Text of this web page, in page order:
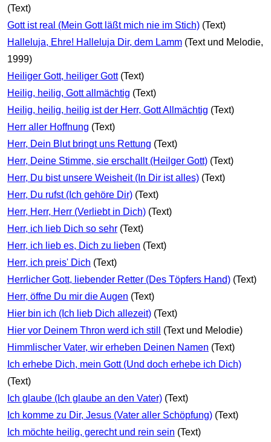
(Text)
Gott ist real (Mein Gott läßt mich nie im Stich) (Text)
Halleluja, Ehre! Halleluja Dir, dem Lamm (Text und Melodie,
1999)
Heiliger Gott, heiliger Gott (Text)
Heilig, heilig, Gott allmächtig (Text)
Heilig, heilig, heilig ist der Herr, Gott Allmächtig (Text)
Herr aller Hoffnung (Text)
Herr, Dein Blut bringt uns Rettung (Text)
Herr, Deine Stimme, sie erschallt (Heilger Gott) (Text)
Herr, Du bist unsere Weisheit (In Dir ist alles) (Text)
Herr, Du rufst (Ich gehöre Dir) (Text)
Herr, Herr, Herr (Verliebt in Dich) (Text)
Herr, ich lieb Dich so sehr (Text)
Herr, ich lieb es, Dich zu lieben (Text)
Herr, ich preis' Dich (Text)
Herrlicher Gott, liebender Retter (Des Töpfers Hand) (Text)
Herr, öffne Du mir die Augen (Text)
Hier bin ich (Ich lieb Dich allezeit) (Text)
Hier vor Deinem Thron werd ich still
(Text und Melodie)
Himmlischer Vater, wir erheben Deinen Namen (Text)
Ich erhebe Dich, mein Gott (Und doch erhebe ich Dich)
(Text)
Ich glaube (Ich glaube an den Vater) (Text)
Ich komme zu Dir, Jesus (Vater aller Schöpfung) (Text)
Ich möchte heilig, gerecht und rein sein (Text)